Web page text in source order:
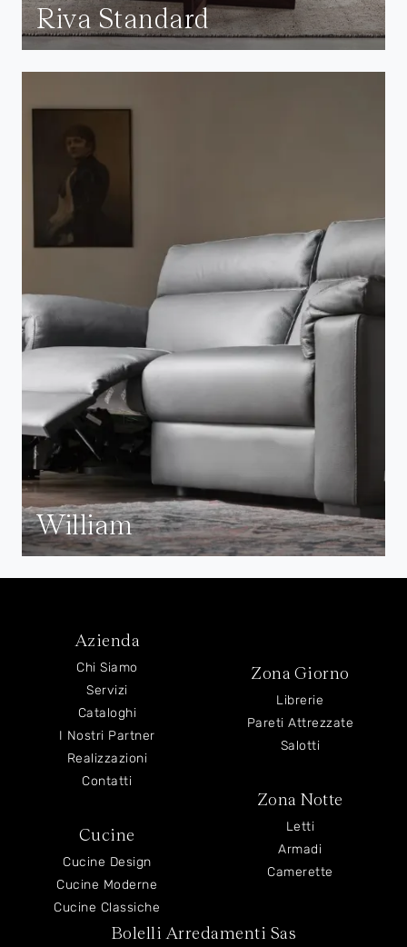
Riva Standard
William
Azienda
Chi Siamo
Servizi
Cataloghi
I Nostri Partner
Realizzazioni
Contatti
Cucine
Cucine Design
Cucine Moderne
Cucine Classiche
Zona Giorno
Librerie
Pareti Attrezzate
Salotti
Zona Notte
Letti
Armadi
Camerette
Bolelli Arredamenti Sas